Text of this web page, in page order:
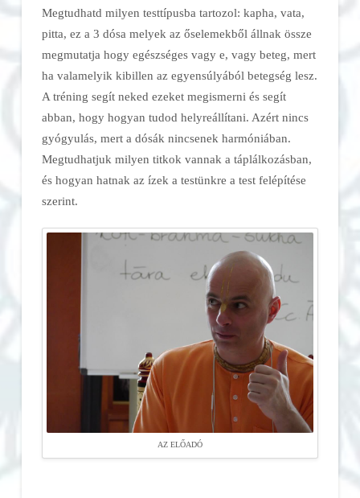
Megtudhatd milyen testtípusba tartozol: kapha, vata,
pitta, ez a 3 dósa melyek az őselemekből állnak össze
megmutatja hogy egészséges vagy e, vagy beteg, mert
ha valamelyik kibillen az egyensúlyából betegség lesz.
A tréning segít neked ezeket megismerni és segít
abban, hogy hogyan tudod helyreállítani. Azért nincs
gyógyulás, mert a dósák nincsenek harmóniában.
Megtudhatjuk milyen titkok vannak a táplálkozásban,
és hogyan hatnak az ízek a testünkre a test felépítése
szerint.
AZ ELŐADÓ